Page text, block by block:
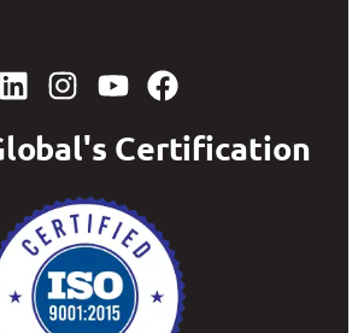
Certification